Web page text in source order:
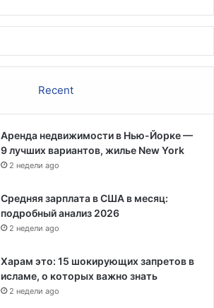
Recent
Аренда недвижимости в Нью-Йорке —
9 лучших вариантов, жилье New York
2 недели ago
Средняя зарплата в США в месяц:
подробный анализ 2026
2 недели ago
Харам это: 15 шокирующих запретов в
исламе, о которых важно знать
2 недели ago